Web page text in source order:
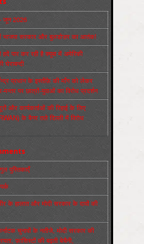
जून 2026
भाजपा सरकार और बुलडोज़र का आतंक!
हदें पार कर रही है क्यूबा में अमेरिकी
घेराबन्दी
प्रधान के इस्तीफ़े की माँग को लेकर
पर छात्रों-युवाओं का विरोध प्रदर्शन
और कार्यकर्ताओं की रिहाई के लिए
के बैनर तले दिल्ली में विरोध
पुस्तिकाएँ
के हालात और मोदी सरकार के दावों की
चुनावों के नतीजे, मोदी सरकार की
फ़ासिस्टों की बढ़ती बेचैनी,